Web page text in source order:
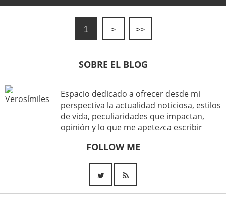
1 > >>
SOBRE EL BLOG
Espacio dedicado a ofrecer desde mi
perspectiva la actualidad noticiosa, estilos
de vida, peculiaridades que impactan,
opinión y lo que me apetezca escribir
FOLLOW ME